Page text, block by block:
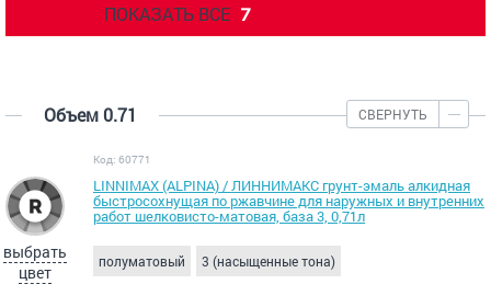
ПОКАЗАТЬ ВСЕ 7
Объем 0.71 СВЕРНУТЬ
выбрать
цвет
Код: 60771
LINNIMAX (ALPINA) / ЛИННИМАКС грунт-эмаль алкидная
быстросохнущая по ржавчине для наружных и внутренних
работ шелковисто-матовая, база 3, 0,71л
полуматовый 3 (насыщенные тона)